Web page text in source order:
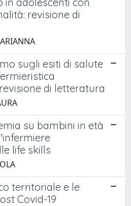
revisione di
sugli esiti di salute
di letteratura
su bambini in età
life skills
territoriale e le
Covid-19